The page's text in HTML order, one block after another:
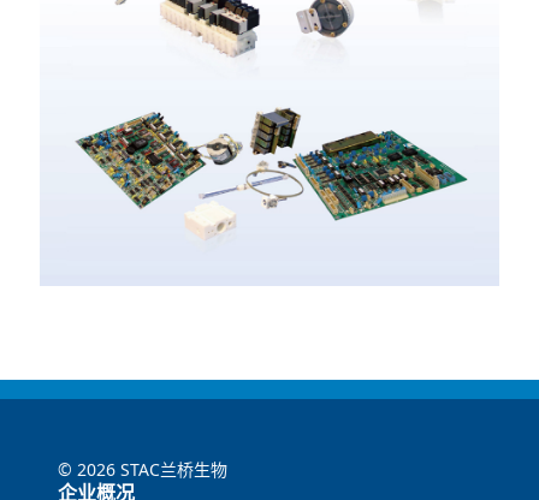
© 2026 STAC兰桥生物
企业概况